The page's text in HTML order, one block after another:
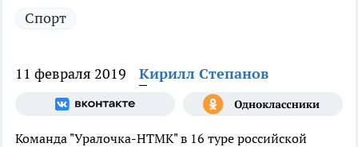
Спорт
11 февраля 2019 Кирилл Степанов
Команда "Уралочка-НТМК" в 16 туре российской